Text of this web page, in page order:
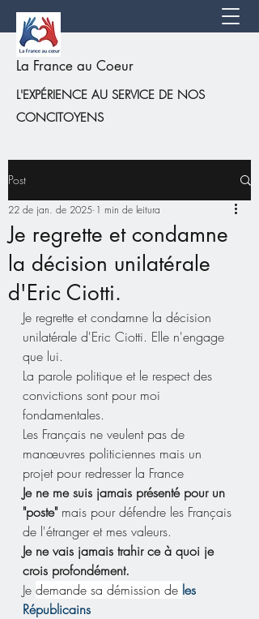
La France au Coeur
L'EXPÉRIENCE AU SERVICE DE NOS
CONCITOYENS
Post
Je regrette et condamne
la décision unilatérale
d'Eric Ciotti.
22 de jan. de 2025 1 min de leitura
Je regrette et condamne la décision
unilatérale d'Eric Ciotti. Elle n'engage
que lui.
La parole politique et le respect des
convictions sont pour moi
fondamentales.
Les Français ne veulent pas de
manœuvres politiciennes mais un
projet pour redresser la France
Je ne me suis jamais présenté pour un
"poste" mais pour défendre les Français
de l'étranger et mes valeurs.
Je ne vais jamais trahir ce à quoi je
crois profondément.
Je demande sa démission de les
Républicains